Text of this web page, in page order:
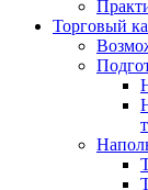
Торговый